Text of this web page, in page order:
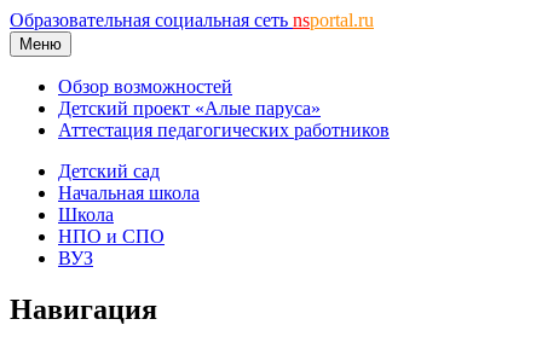
Образовательная социальная сеть nsportal.ru
Меню
Обзор возможностей
Детский проект «Алые паруса»
Аттестация педагогических работников
Детский сад
Начальная школа
Школа
НПО и СПО
ВУЗ
Навигация